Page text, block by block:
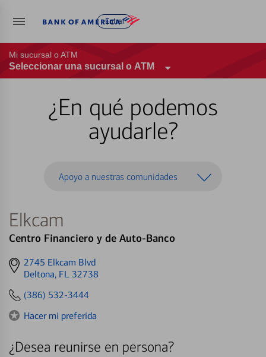
Entrar
Mi sucursal o ATM
Seleccionar una sucursal o ATM
¿En qué podemos
ayudarle?
Apoyo a nuestras comunidades
Elkcam
Centro Financiero y de Auto-Banco
Get
directions
2745 Elkcam Blvd
Deltona, FL 32738
(386) 532-3444
Hacer mi preferida
¿Desea reunirse en persona?